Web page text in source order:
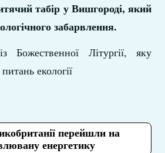
табір у Вишгороді, який
забарвлення.
Божественної Літургії, яку
екології
перейшли на
енергетику